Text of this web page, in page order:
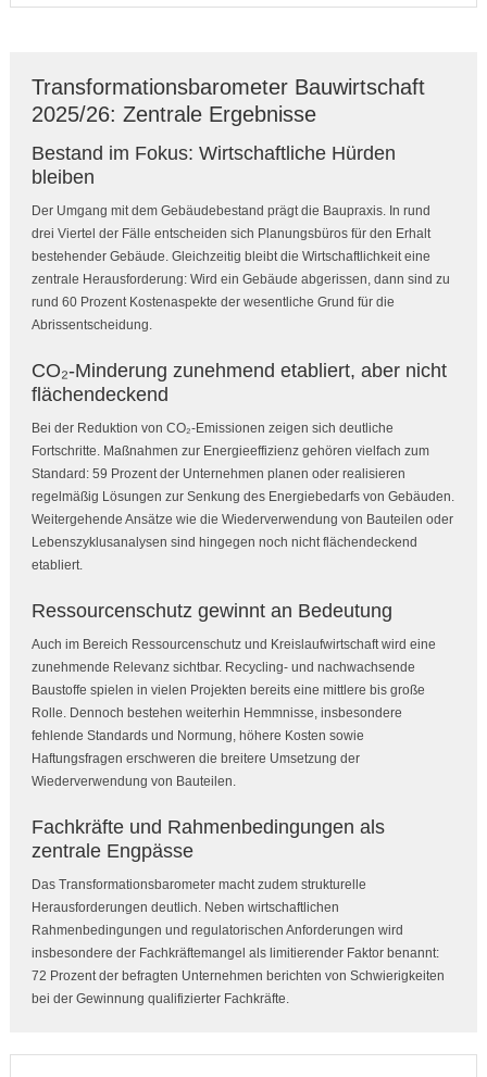
Transformationsbarometer Bauwirtschaft
2025/26: Zentrale Ergebnisse
Bestand im Fokus: Wirtschaftliche Hürden
bleiben
Der Umgang mit dem Gebäudebestand prägt die Baupraxis. In rund
drei Viertel der Fälle entscheiden sich Planungsbüros für den Erhalt
bestehender Gebäude. Gleichzeitig bleibt die Wirtschaftlichkeit eine
zentrale Herausforderung: Wird ein Gebäude abgerissen, dann sind zu
rund 60 Prozent Kostenaspekte der wesentliche Grund für die
Abrissentscheidung.
CO₂-Minderung zunehmend etabliert, aber nicht
flächendeckend
Bei der Reduktion von CO₂-Emissionen zeigen sich deutliche
Fortschritte. Maßnahmen zur Energieeffizienz gehören vielfach zum
Standard: 59 Prozent der Unternehmen planen oder realisieren
regelmäßig Lösungen zur Senkung des Energiebedarfs von Gebäuden.
Weitergehende Ansätze wie die Wiederverwendung von Bauteilen oder
Lebenszyklusanalysen sind hingegen noch nicht flächendeckend
etabliert.
Ressourcenschutz gewinnt an Bedeutung
Auch im Bereich Ressourcenschutz und Kreislaufwirtschaft wird eine
zunehmende Relevanz sichtbar. Recycling- und nachwachsende
Baustoffe spielen in vielen Projekten bereits eine mittlere bis große
Rolle. Dennoch bestehen weiterhin Hemmnisse, insbesondere
fehlende Standards und Normung, höhere Kosten sowie
Haftungsfragen erschweren die breitere Umsetzung der
Wiederverwendung von Bauteilen.
Fachkräfte und Rahmenbedingungen als
zentrale Engpässe
Das Transformationsbarometer macht zudem strukturelle
Herausforderungen deutlich. Neben wirtschaftlichen
Rahmenbedingungen und regulatorischen Anforderungen wird
insbesondere der Fachkräftemangel als limitierender Faktor benannt:
72 Prozent der befragten Unternehmen berichten von Schwierigkeiten
bei der Gewinnung qualifizierter Fachkräfte.